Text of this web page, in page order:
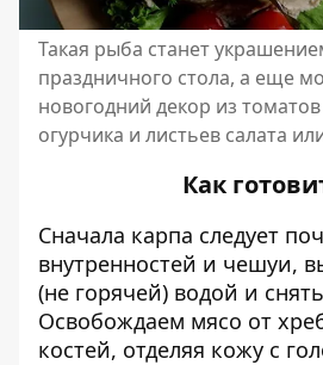
Такая рыба станет
праздничного стола, а еще
новогодний декор из
огурчика и листьев салата
Как
Сначала карпа следует
внутренностей и чешуи,
(не горячей) водой и
Освобождаем мясо от
костей, отделяя кожу с